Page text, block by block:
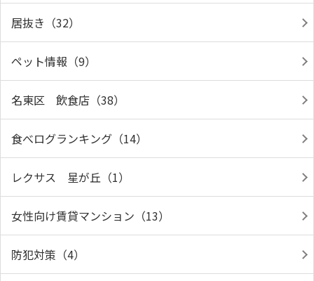
居抜き（32）
ペット情報（9）
名東区 飲食店（38）
食べログランキング（14）
レクサス 星が丘（1）
女性向け賃貸マンション（13）
防犯対策（4）